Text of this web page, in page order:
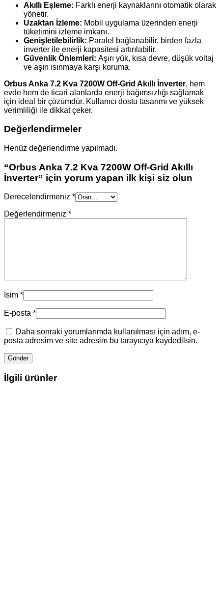
Akıllı Eşleme: Farklı enerji kaynaklarını otomatik olarak
yönetir.
Uzaktan İzleme: Mobil uygulama üzerinden enerji
tüketimini izleme imkanı.
Genişletilebilirlik: Paralel bağlanabilir, birden fazla
inverter ile enerji kapasitesi artırılabilir.
Güvenlik Önlemleri: Aşırı yük, kısa devre, düşük voltaj
ve aşırı ısınmaya karşı koruma.
Orbus Anka 7.2 Kva 7200W Off-Grid Akıllı İnverter, hem
evde hem de ticari alanlarda enerji bağımsızlığı sağlamak
için ideal bir çözümdür. Kullanıcı dostu tasarımı ve yüksek
verimliliği ile dikkat çeker.
Değerlendirmeler
Henüz değerlendirme yapılmadı.
“Orbus Anka 7.2 Kva 7200W Off-Grid Akıllı
İnverter” için yorum yapan ilk kişi siz olun
Derecelendirmeniz *
Değerlendirmeniz *
İsim *
E-posta *
Daha sonraki yorumlarımda kullanılması için adım, e-
posta adresim ve site adresim bu tarayıcıya kaydedilsin.
İlgili ürünler